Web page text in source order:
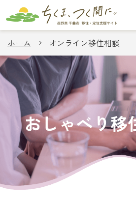
ホーム オンライン移住相談
おしゃべり移